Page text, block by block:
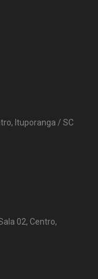
Ituporanga / SC
02, Centro,